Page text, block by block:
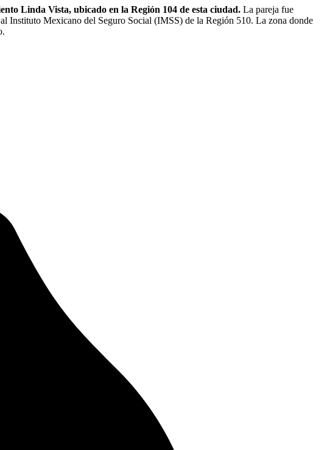
Linda Vista, ubicado en la Región 104 de esta ciudad. La pareja fue
Instituto Mexicano del Seguro Social (IMSS) de la Región 510. La zona donde